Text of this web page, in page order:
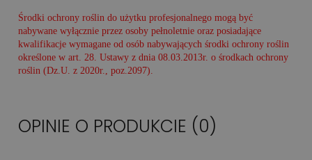
Środki ochrony roślin do użytku profesjonalnego mogą być
nabywane wyłącznie przez osoby pełnoletnie oraz posiadające
kwalifikacje wymagane od osób nabywających środki ochrony roślin
określone w art. 28. Ustawy z dnia 08.03.2013r. o środkach ochrony
roślin (Dz.U. z 2020r., poz.2097).
OPINIE O PRODUKCIE (0)